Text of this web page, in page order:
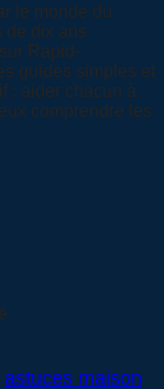
le monde du
de dix ans
Rapid-
guides simples et
: aider chacun à
comprendre les
astuces maison